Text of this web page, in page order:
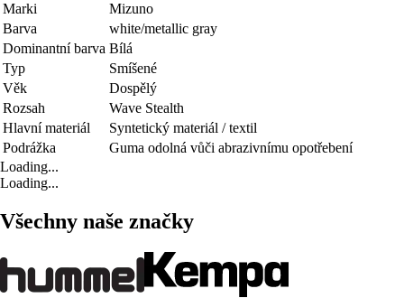
Marki
Mizuno
Barva
white/metallic gray
Dominantní barva Bílá
Typ
Smíšené
Věk
Dospělý
Rozsah
Wave Stealth
Hlavní materiál
Syntetický materiál / textil
Podrážka
Guma odolná vůči abrazivnímu opotřebení
Loading...
Loading...
Všechny naše značky